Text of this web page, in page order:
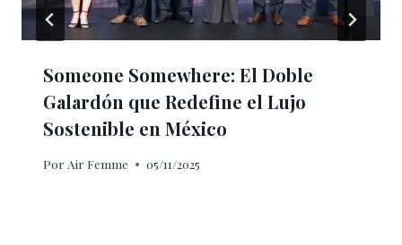
Someone Somewhere: El Doble
Galardón que Redefine el Lujo
Sostenible en México
Por Air Femme 05/11/2025